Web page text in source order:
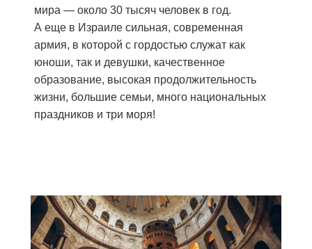
мира — около 30 тысяч человек в год.
А еще в Израиле сильная, современная
армия, в которой с гордостью служат как
юноши, так и девушки, качественное
образование, высокая продолжительность
жизни, большие семьи, много национальных
праздников и три моря!